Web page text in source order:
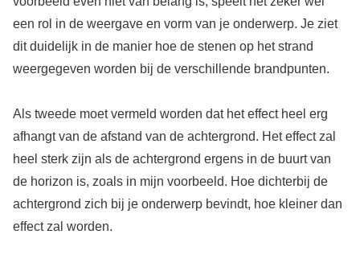
een rol in de weergave en vorm van je onderwerp. Je ziet
dit duidelijk in de manier hoe de stenen op het strand
weergegeven worden bij de verschillende brandpunten.
Als tweede moet vermeld worden dat het effect heel erg
afhangt van de afstand van de achtergrond. Het effect zal
heel sterk zijn als de achtergrond ergens in de buurt van
de horizon is, zoals in mijn voorbeeld. Hoe dichterbij de
achtergrond zich bij je onderwerp bevindt, hoe kleiner dan
effect zal worden.